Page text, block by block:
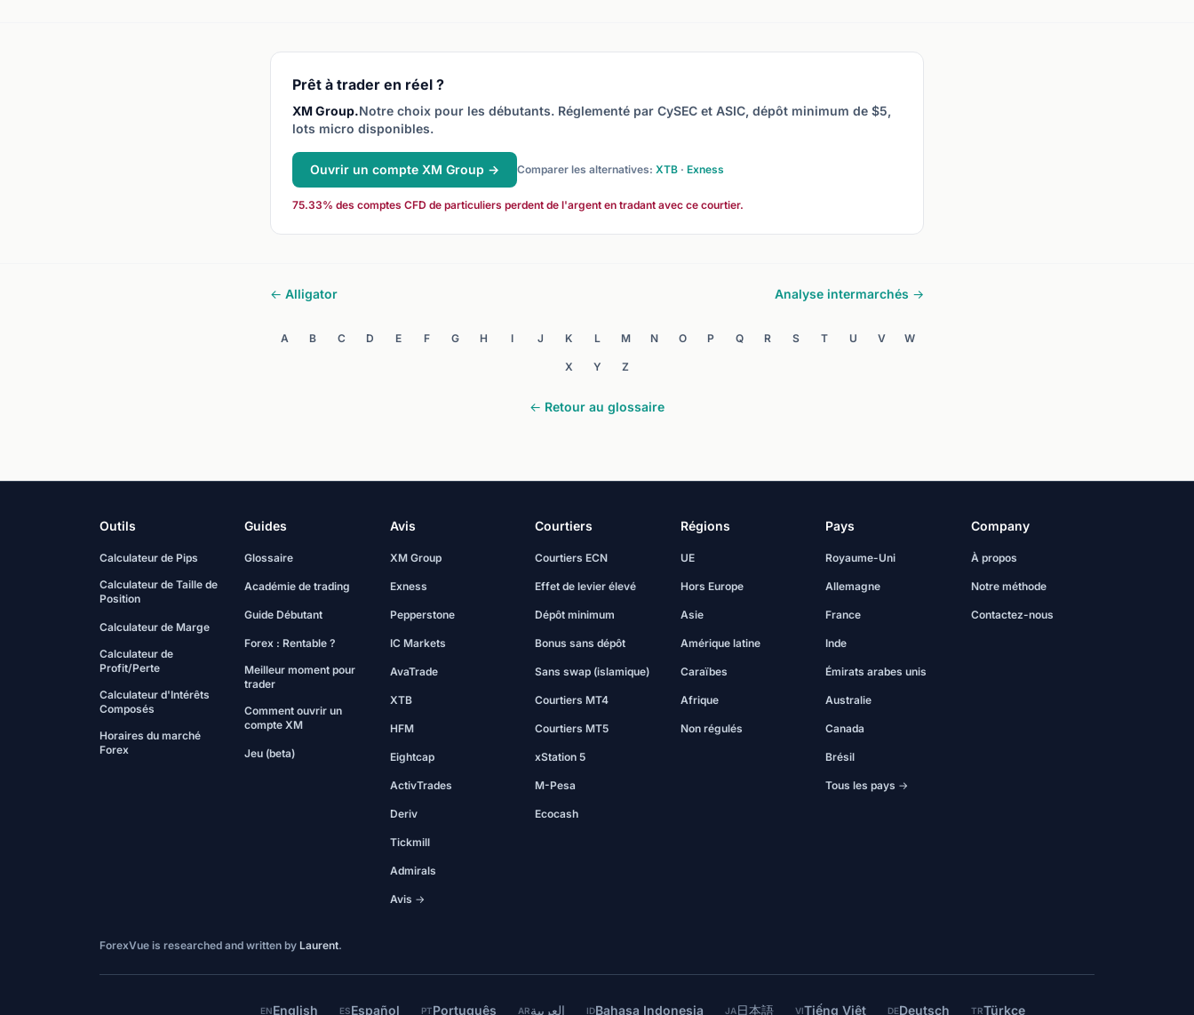
Prêt à trader en réel ?
XM Group.Notre choix pour les débutants. Réglementé par CySEC et ASIC, dépôt minimum de $5,
lots micro disponibles.
Ouvrir un compte XM Group → Comparer les alternatives: XTB · Exness
75.33% des comptes CFD de particuliers perdent de l'argent en tradant avec ce courtier.
← Alligator Analyse intermarchés →
A B C D E F G H I J K L M N O P Q R S T U V W
X Y Z
← Retour au glossaire
Outils
Calculateur de Pips
Calculateur de Taille de
Position
Calculateur de Marge
Calculateur de
Profit/Perte
Calculateur d'Intérêts
Composés
Horaires du marché
Forex
Guides
Glossaire
Académie de trading
Guide Débutant
Forex : Rentable ?
Meilleur moment pour
trader
Comment ouvrir un
compte XM
Jeu (beta)
Avis
XM Group
Exness
Pepperstone
IC Markets
AvaTrade
XTB
HFM
Eightcap
ActivTrades
Deriv
Tickmill
Admirals
Avis →
Courtiers
Courtiers ECN
Effet de levier élevé
Dépôt minimum
Bonus sans dépôt
Sans swap (islamique)
Courtiers MT4
Courtiers MT5
xStation 5
M-Pesa
Ecocash
Régions
UE
Hors Europe
Asie
Amérique latine
Caraïbes
Afrique
Non régulés
Pays
Royaume-Uni
Allemagne
France
Inde
Émirats arabes unis
Australie
Canada
Brésil
Tous les pays →
Company
À propos
Notre méthode
Contactez-nous
ForexVue is researched and written by Laurent.
ENEnglish ESEspañol PTPortuguês ARالعربية IDBahasa Indonesia JA日本語 VITiếng Việt DEDeutsch TRTürkçe